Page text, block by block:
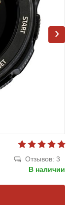
›
Отзывов: 3
В наличии